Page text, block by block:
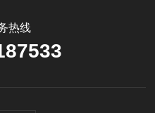
热线